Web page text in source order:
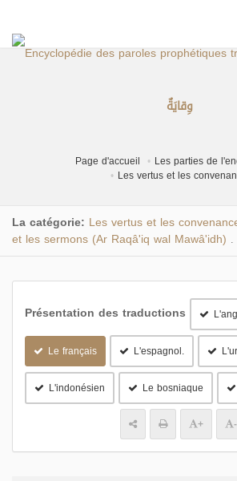
وِقايَةٌ
Page d'accueil
Les parties de
Les vertus et les
La catégorie: Les vertus et les
et les sermons (Ar Raqâ'iq wal Mawâ'idh)
Présentation des traductions
Le français L'espagnol.
L'indonésien Le bosniaque
+ -